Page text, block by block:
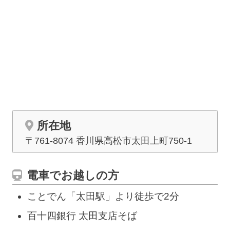
所在地
〒761-8074 香川県高松市太田上町750-1
電車でお越しの方
ことでん「太田駅」より徒歩で2分
百十四銀行 太田支店そば